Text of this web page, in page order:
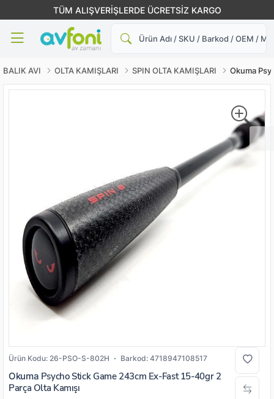
TÜM ALIŞVERİŞLERDE ÜCRETSİZ KARGO
BALIK AVI OLTA KAMIŞLARI SPIN OLTA KAMIŞLARI Okuma
Ürün Kodu: 26-PSO-S-802H Barkod: 4718947108517
Okuma Psycho Stick Game 243cm Ex-Fast 15-40gr 2
Parça Olta Kamışı